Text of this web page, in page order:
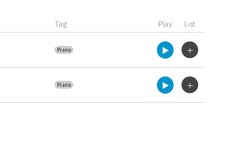
Tag Play List
Piano ▶︎ ＋
Piano ▶︎ ＋